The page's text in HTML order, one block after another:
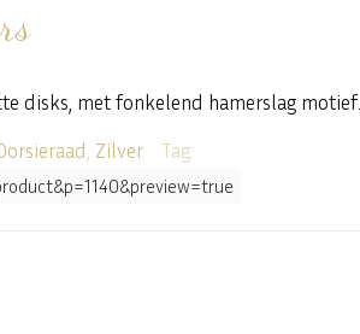
disks, met fonkelend hamerslag motief.
Zilver Tag: